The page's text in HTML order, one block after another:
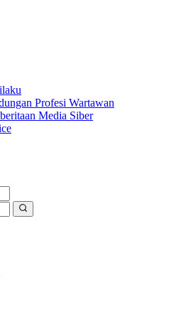
Profesi Wartawan
Media Siber